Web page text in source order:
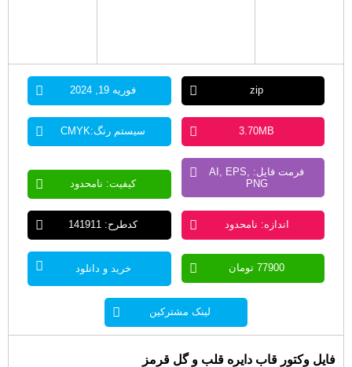
zip فوریه 19, 2024
3.70MB سیستم رنگ:CMYK
فرمت فایل: AI, EPS,
PNG
کیفیت: نامحدود
اندازه: نامحدود کدطرح: 141911
77900 تومان خرید و دانلود
لینک مشترکین
فایل وکتور قاب دایره قلب و گل قرمز